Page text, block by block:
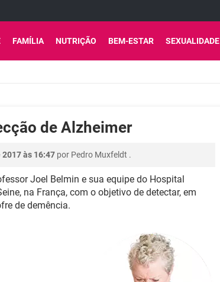
FAMÍLIA NUTRIÇÃO BEM-ESTAR SEXUALIDADE
de Alzheimer
às 16:47 por Pedro Muxfeldt .
Joel Belmin e sua equipe do Hospital
na França, com o objetivo de detectar, em
de demência.